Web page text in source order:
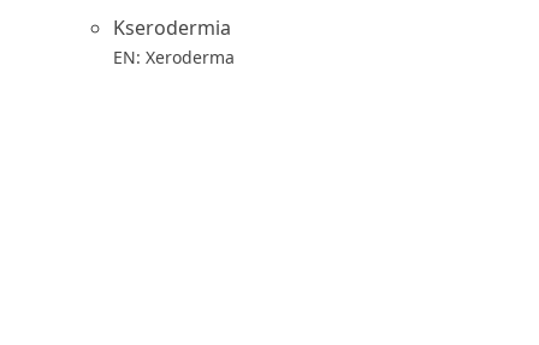
Kserodermia
EN: Xeroderma